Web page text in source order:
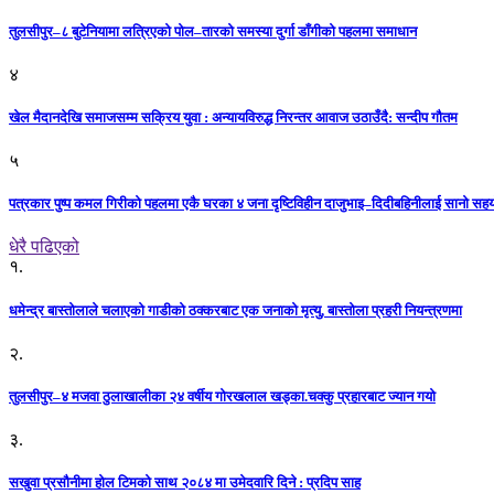
तुलसीपुर–८ बुटेनियामा लत्रिएको पोल–तारको समस्या दुर्गा डाँगीको पहलमा समाधान
४
खेल मैदानदेखि समाजसम्म सक्रिय युवा : अन्यायविरुद्ध निरन्तर आवाज उठाउँदै: सन्दीप गौतम
५
पत्रकार पुष्प कमल गिरीको पहलमा एकै घरका ४ जना दृष्टिविहीन दाजुभाइ–दिदीबहिनीलाई सानो
धेरै पढिएको
१.
धमेन्द्र बास्तोलाले चलाएको गाडीको ठक्करबाट एक जनाको मृत्यु, बास्तोला प्रहरी नियन्त्रणमा
२.
तुलसीपुर–४ मजवा ठुलाखालीका २४ वर्षीय गोरखलाल खड्का.चक्कु प्रहारबाट ज्यान गयो
३.
सखुवा प्रसौनीमा होल टिमको साथ २०८४ मा उमेदवारि दिने : प्रदिप साह